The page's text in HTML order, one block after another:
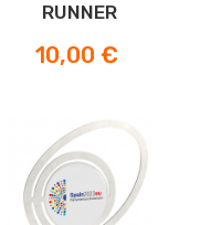
RUNNER
Prezzo
10,00 €